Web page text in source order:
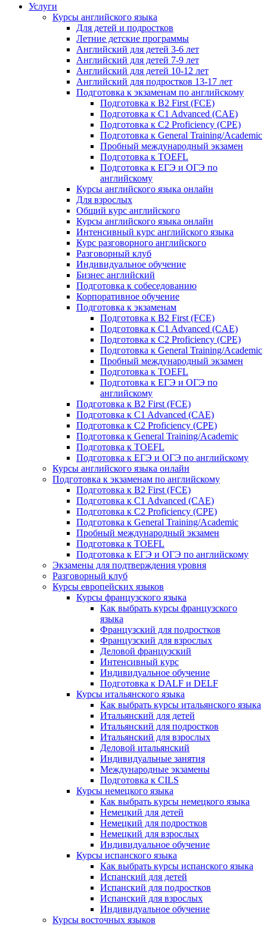
Услуги
Курсы английского языка
Для детей и подростков
Летние детские программы
Английский для детей 3-6 лет
Английский для детей 7-9 лет
Английский для детей 10-12 лет
Английский для подростков 13-17 лет
Подготовка к экзаменам по английскому
Подготовка к B2 First (FCE)
Подготовка к C1 Advanced (CAE)
Подготовка к C2 Proficiency (CPE)
Подготовка к General Training/Academic
Пробный международный экзамен
Подготовка к TOEFL
Подготовка к ЕГЭ и ОГЭ по
английскому
Курсы английского языка онлайн
Для взрослых
Общий курс английского
Курсы английского языка онлайн
Интенсивный курс английского языка
Курс разговорного английского
Разговорный клуб
Индивидуальное обучение
Бизнес английский
Подготовка к собеседованию
Корпоративное обучение
Подготовка к экзаменам
Подготовка к B2 First (FCE)
Подготовка к C1 Advanced (CAE)
Подготовка к C2 Proficiency (CPE)
Подготовка к General Training/Academic
Пробный международный экзамен
Подготовка к TOEFL
Подготовка к ЕГЭ и ОГЭ по
английскому
Подготовка к B2 First (FCE)
Подготовка к C1 Advanced (CAE)
Подготовка к C2 Proficiency (CPE)
Подготовка к General Training/Academic
Подготовка к TOEFL
Подготовка к ЕГЭ и ОГЭ по английскому
Курсы английского языка онлайн
Подготовка к экзаменам по английскому
Подготовка к B2 First (FCE)
Подготовка к C1 Advanced (CAE)
Подготовка к C2 Proficiency (CPE)
Подготовка к General Training/Academic
Пробный международный экзамен
Подготовка к TOEFL
Подготовка к ЕГЭ и ОГЭ по английскому
Экзамены для подтверждения уровня
Разговорный клуб
Курсы европейских языков
Курсы французского языка
Как выбрать курсы французского
языка
Французский для подростков
Французский для взрослых
Деловой французский
Интенсивный курс
Индивидуальное обучение
Подготовка к DALF и DELF
Курсы итальянского языка
Как выбрать курсы итальянского языка
Итальянский для детей
Итальянский для подростков
Итальянский для взрослых
Деловой итальянский
Индивидуальные занятия
Международные экзамены
Подготовка к CILS
Курсы немецкого языка
Как выбрать курсы немецкого языка
Немецкий для детей
Немецкий для подростков
Немецкий для взрослых
Индивидуальное обучение
Курсы испанского языка
Как выбрать курсы испанского языка
Испанский для детей
Испанский для подростков
Испанский для взрослых
Индивидуальное обучение
Курсы восточных языков